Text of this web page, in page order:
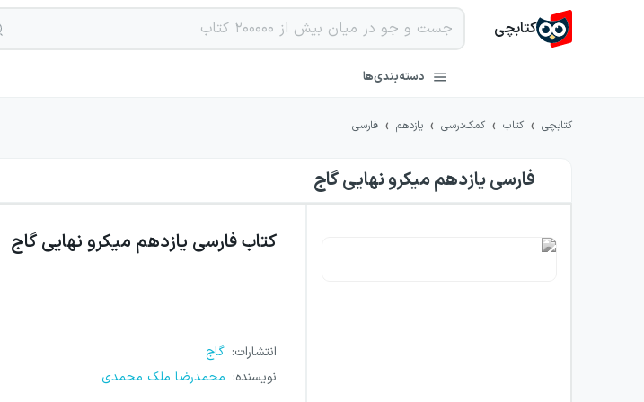
کتابچی
دسته‌بندی‌ها
کتابچی › کتاب › کمک‌درسی › یازدهم › فارسی
فارسی یازدهم میکرو نهایی گاج
کتابفارسی یازدهم میکرو نهایی گاج
انتشارات: گاج
نویسنده: محمدرضا ملک محمدی